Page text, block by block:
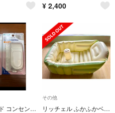
¥ 2,400
ベビーガード コンセントフルカバーR
その他
リッチェル ふかふかベビーバス プラス グリーン 新生児 沐浴 エアポンプ内蔵